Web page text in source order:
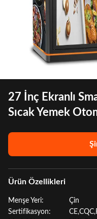
27 İnç Ekranlı
Sıcak Yemek
Ürün Özellikleri
Menşe Yeri:
Çin
Sertifikasyon: